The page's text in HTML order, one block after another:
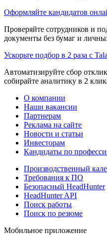
Оформляйте кандидатов
Проверяйте сотрудников и
документы без бумаг и
Ускорьте подбор в 2 раза с
Автоматизируйте сбор
собирайте аналитику в 2
О компании
Наши вакансии
Партнерам
Реклама на сайте
Новости и статьи
Инвесторам
Кандидаты по
Производственный
Требования к ПО
Безопасный HeadHunter
HeadHunter API
Поиск работы
Поиск по резюме
Мобильное приложение